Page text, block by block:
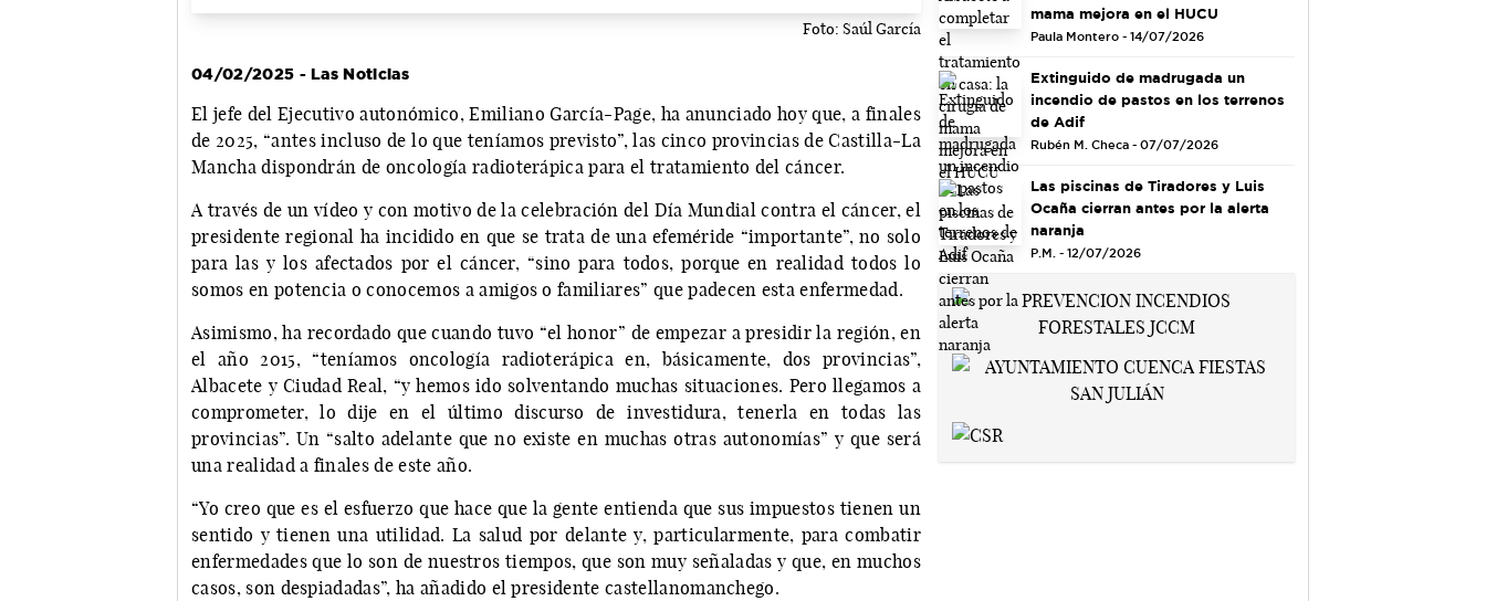
Foto: Saúl García
04/02/2025 - Las Noticias
El jefe del Ejecutivo autonómico, Emiliano García-Page, ha anunciado hoy que, a finales
de 2025, “antes incluso de lo que teníamos previsto”, las cinco provincias de Castilla-La
Mancha dispondrán de oncología radioterápica para el tratamiento del cáncer.
A través de un vídeo y con motivo de la celebración del Día Mundial contra el cáncer, el
presidente regional ha incidido en que se trata de una efeméride “importante”, no solo
para las y los afectados por el cáncer, “sino para todos, porque en realidad todos lo
somos en potencia o conocemos a amigos o familiares” que padecen esta enfermedad.
Asimismo, ha recordado que cuando tuvo “el honor” de empezar a presidir la región, en
el año 2015, “teníamos oncología radioterápica en, básicamente, dos provincias”,
Albacete y Ciudad Real, “y hemos ido solventando muchas situaciones. Pero llegamos a
comprometer, lo dije en el último discurso de investidura, tenerla en todas las
provincias”. Un “salto adelante que no existe en muchas otras autonomías” y que será
una realidad a finales de este año.
“Yo creo que es el esfuerzo que hace que la gente entienda que sus impuestos tienen un
sentido y tienen una utilidad. La salud por delante y, particularmente, para combatir
enfermedades que lo son de nuestros tiempos, que son muy señaladas y que, en muchos
casos, son despiadadas”, ha añadido el presidente castellanomanchego.
mama mejora en el HUCU
Paula Montero - 14/07/2026
Extinguido de madrugada un
incendio de pastos en los terrenos
de Adif
Rubén M. Checa - 07/07/2026
Las piscinas de Tiradores y Luis
Ocaña cierran antes por la alerta
naranja
P.M. - 12/07/2026